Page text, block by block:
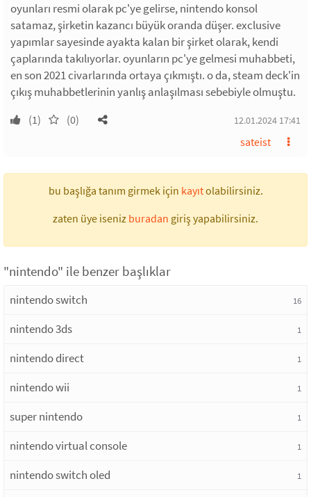
oyunları resmi olarak pc'ye gelirse, nintendo konsol
satamaz, şirketin kazancı büyük oranda düşer. exclusive
yapımlar sayesinde ayakta kalan bir şirket olarak, kendi
çaplarında takılıyorlar. oyunların pc'ye gelmesi muhabbeti,
en son 2021 civarlarında ortaya çıkmıştı. o da, steam deck'in
çıkış muhabbetlerinin yanlış anlaşılması sebebiyle olmuştu.
(1) (0) 12.01.2024 17:41
sateist
bu başlığa tanım girmek için kayıtolabilirsiniz.
zaten üye iseniz buradan giriş yapabilirsiniz.
"nintendo" ile benzer başlıklar
nintendo switch 16
nintendo 3ds 1
nintendo direct 1
nintendo wii 1
super nintendo 1
nintendo virtual console 1
nintendo switch oled 1